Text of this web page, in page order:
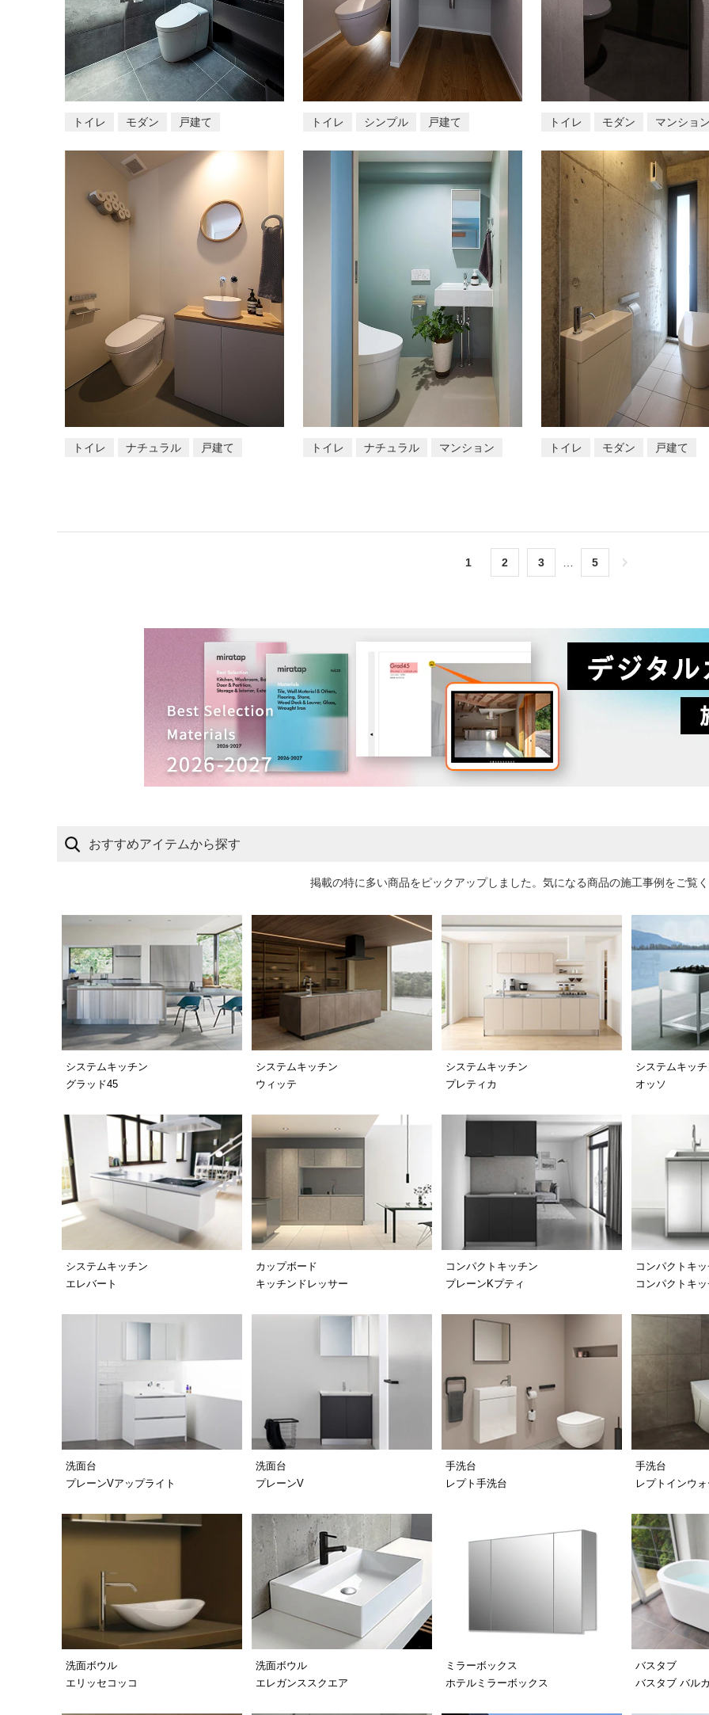
トイレ モダン 戸建て トイレ シンプル 戸建て トイレ モダン マンショ
トイレ ナチュラル 戸建て トイレ ナチュラル マンション トイレ モダン 戸建て
1 2 3 5
おすすめアイテムから探す
掲載の特に多い商品をピックアップしました。気になる商品の施工事例をご覧
システムキッチン
グラッド45
システムキッチン
ウィッテ
システムキッチン
プレティカ
システムキッ
オッソ
システムキッチン
エレバート
カップボード
キッチンドレッサー
コンパクトキッチン
プレーンKプティ
コンパクトキ
コンパクトキ
洗面台
プレーンVアップライト
洗面台
プレーンV
手洗台
レプト手洗台
手洗台
レプトインウ
洗面ボウル
エリッセコッコ
洗面ボウル
エレガンススクエア
ミラーボックス
ホテルミラーボックス
バスタブ
バスタブ バル